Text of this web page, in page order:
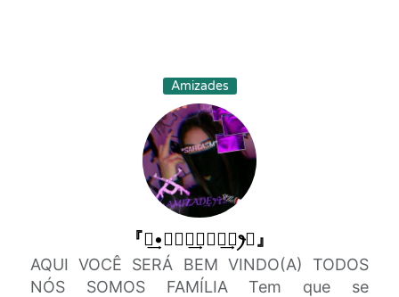
Amizades
『ꪶ͢•𝛢𝑀𝐼͢𝐙𝛢𝐷͢𝐸ꫂ✞』
AQUI VOCÊ SERÁ BEM VINDO(A) TODOS
NÓS SOMOS FAMÍLIA Tem que se